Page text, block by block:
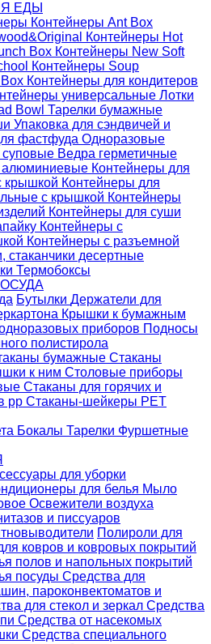
ЕДЫ
Контейнеры Ant Box
Контейнеры Hot
Box Контейнеры New Soft
Контейнеры Soup
Контейнеры для кондитеров
универсальные Лотки
Bowl Тарелки бумажные
Упаковка для сэндвичей и
фастфуда Одноразовые
суповые Ведра герметичные
алюминиевые Контейнеры для
крышкой Контейнеры для
с крышкой Контейнеры
Контейнеры для суши
Контейнеры с
Контейнеры с разъемной
стаканчики десертные
Термобоксы
Бутылки Держатели для
Крышки к бумажным
приборов Подносы
полистирола
бумажные Стаканы
к ним Столовые приборы
Стаканы для горячих и
pp Стаканы-шейкеры PET
Бокалы Тарелки Фуршетные
для уборки
для белья Мыло
Освежители воздуха
и писсуаров
Полироли для
ковров и ковровых покрытий
полов и напольных покрытий
посуды Средства для
пароконвектоматов и
для стекол и зеркал Средства
Средства от насекомых
Cредства специального